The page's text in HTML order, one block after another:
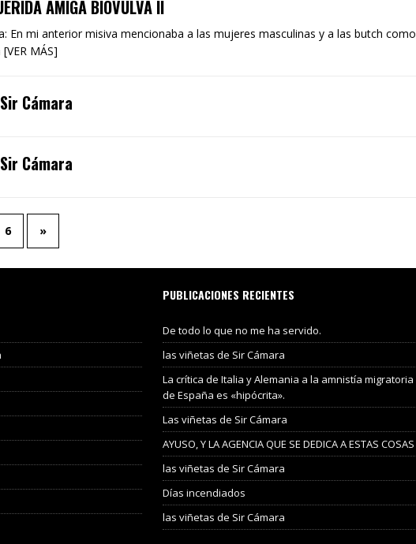
AMIGA BIOVULVA II
En mi anterior misiva mencionaba a las mujeres masculinas y a las butch como
MÁS]
Cámara
Cámara
6 »
PUBLICACIONES RECIENTES
De todo lo que no me ha servido.
las viñetas de Sir Cámara
La crítica de Italia y Alemania a la amnistía migratoria
de España es «hipócrita».
Las viñetas de Sir Cámara
AYUSO, Y LA AGENCIA QUE SE DEDICA A ESTAS COSAS
las viñetas de Sir Cámara
Días incendiados
las viñetas de Sir Cámara